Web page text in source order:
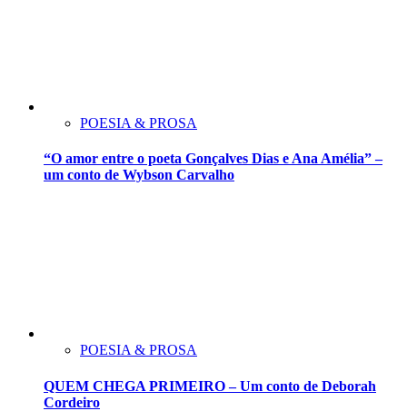
POESIA & PROSA
“O amor entre o poeta Gonçalves Dias e Ana Amélia” –
um conto de Wybson Carvalho
POESIA & PROSA
QUEM CHEGA PRIMEIRO – Um conto de Deborah
Cordeiro